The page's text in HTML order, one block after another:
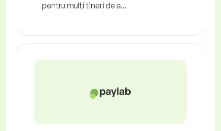
pentru mulți tineri de a...